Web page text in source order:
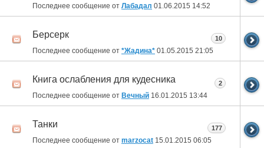
Последнее сообщение от Лабадал 01.06.2015 14:52
Берсерк
Последнее сообщение от *Жадина* 01.05.2015 21:05
10
Книга ослабления для кудесника
Последнее сообщение от Вечный 16.01.2015 13:44
2
Танки
Последнее сообщение от marzocat 15.01.2015 06:05
177